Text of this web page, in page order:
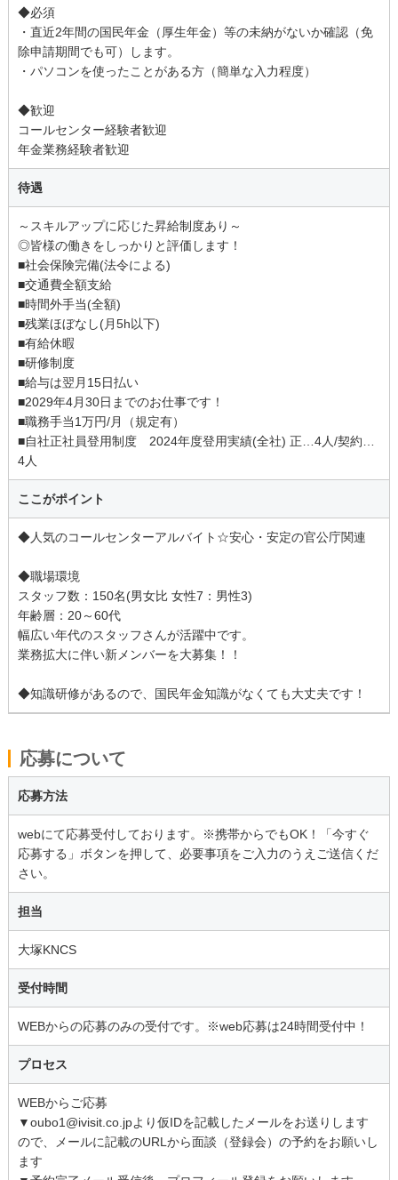
◆必須
・直近2年間の国民年金（厚生年金）等の未納がないか確認（免
除申請期間でも可）します。
・パソコンを使ったことがある方（簡単な入力程度）
◆歓迎
コールセンター経験者歓迎
年金業務経験者歓迎
待遇
～スキルアップに応じた昇給制度あり～
◎皆様の働きをしっかりと評価します！
■社会保険完備(法令による)
■交通費全額支給
■時間外手当(全額)
■残業ほぼなし(月5h以下)
■有給休暇
■研修制度
■給与は翌月15日払い
■2029年4月30日までのお仕事です！
■職務手当1万円/月（規定有）
■自社正社員登用制度 2024年度登用実績(全社) 正…4人/契約…
4人
ここがポイント
◆人気のコールセンターアルバイト☆安心・安定の官公庁関連
◆職場環境
スタッフ数：150名(男女比 女性7：男性3)
年齢層：20～60代
幅広い年代のスタッフさんが活躍中です。
業務拡大に伴い新メンバーを大募集！！
◆知識研修があるので、国民年金知識がなくても大丈夫です！
応募について
応募方法
webにて応募受付しております。※携帯からでもOK！「今すぐ
応募する」ボタンを押して、必要事項をご入力のうえご送信くだ
さい。
担当
大塚KNCS
受付時間
WEBからの応募のみの受付です。※web応募は24時間受付中！
プロセス
WEBからご応募
▼oubo1@ivisit.co.jpより仮IDを記載したメールをお送りします
ので、メールに記載のURLから面談（登録会）の予約をお願いし
ます